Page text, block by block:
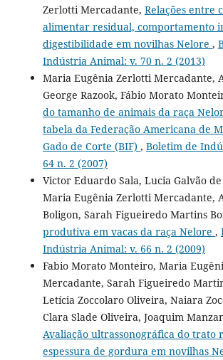
Zerlotti Mercadante, Relações entre
alimentar residual, comportamento
digestibilidade em novilhas Nelore ,
Indústria Animal: v. 70 n. 2 (2013)
Maria Eugênia Zerlotti Mercadante,
George Razook, Fábio Morato
do tamanho de animais da raça
tabela da Federação Americana de
Gado de Corte (BIF) , Boletim de
64 n. 2 (2007)
Victor Eduardo Sala, Lucia Galvão
Maria Eugênia Zerlotti Mercadante,
Boligon, Sarah Figueiredo Martins
produtiva em vacas da raça Nelore ,
Indústria Animal: v. 66 n. 2 (2009)
Fabio Morato Monteiro, Maria
Mercadante, Sarah Figueiredo
Letícia Zoccolaro Oliveira, Naiara
Clara Slade Oliveira, Joaquim
Avaliação ultrassonográfica do trato
espessura de gordura em novilhas